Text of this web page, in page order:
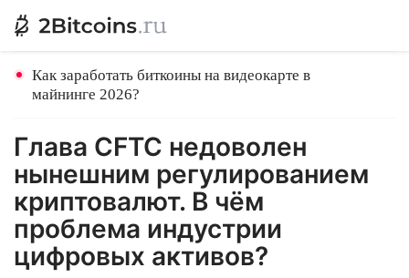
Как заработать биткоины на видеокарте в
майнинге 2026?
Глава CFTC недоволен
нынешним регулированием
криптовалют. В чём
проблема индустрии
цифровых активов?